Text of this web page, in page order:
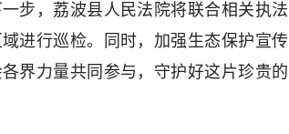
步，荔波县人民法院将联合相关执法
进行巡检。同时，加强生态保护宣传
界力量共同参与，守护好这片珍贵的